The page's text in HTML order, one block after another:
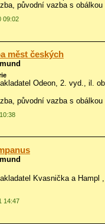
původní vazba s obálkou
09:02
měst českých
Odeon, 2. vyd., il.
původní vazba s obálkou
Kvasnička a Hampl
14:47